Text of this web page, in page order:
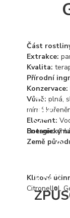
Část
Extrakce:
Kvalita:
Přírodní
Konzervace:
Vůně: plná,
mírně
Element:
Energie:
Botanický
Země
Klíčové
Citronellol,